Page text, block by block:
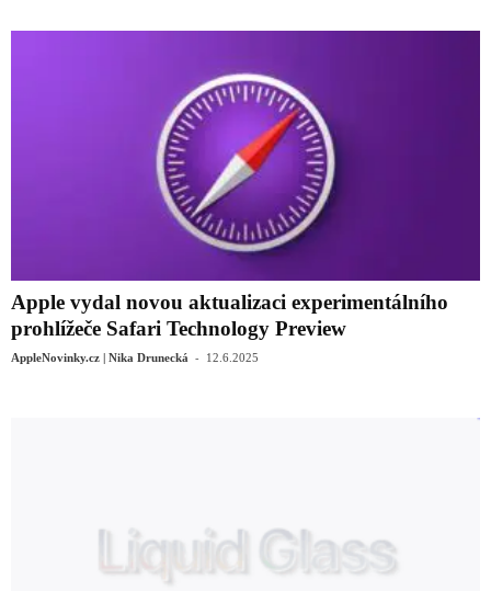
Apple vydal novou aktualizaci experimentálního
prohlížeče Safari Technology Preview
AppleNovinky.cz | Nika Drunecká - 12.6.2025